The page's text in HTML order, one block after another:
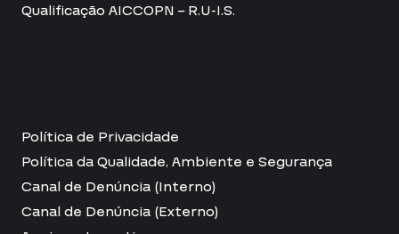
Qualificação AICCOPN – R.U-I.S.
Política de Privacidade
Política da Qualidade, Ambiente e Segurança
Canal de Denúncia (Interno)
Canal de Denúncia (Externo)